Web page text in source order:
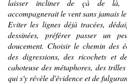
laisser incliner de çà de là,
accompagnerait le vent sans jamais
Eviter les lignes déjà tracées,
dessinées, préférer passer un
doucement. Choisir le chemin des
des digressions, des ricochets et
cahoteuse des métaphores, des
qui s'y révèle d'évidence et de